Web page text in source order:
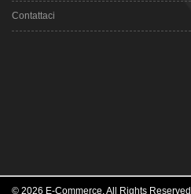
Contattaci
© 2026 E-Commerce. All Rights Reserved.